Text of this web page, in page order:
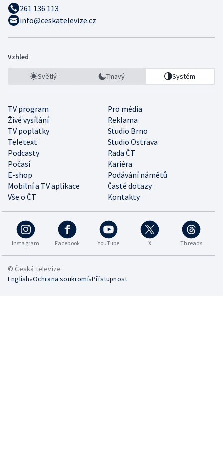
261 136 113
info@ceskatelevize.cz
Vzhled
Světlý Tmavý Systém
TV program
Pro média
Živé vysílání
Reklama
TV poplatky
Studio Brno
Teletext
Studio Ostrava
Podcasty
Rada ČT
Počasí
Kariéra
E-shop
Podávání námětů
Mobilní a TV aplikace
Časté dotazy
Vše o ČT
Kontakty
Instagram Facebook YouTube X Threads
© Česká televize
English•Ochrana soukromí•Přístupnost